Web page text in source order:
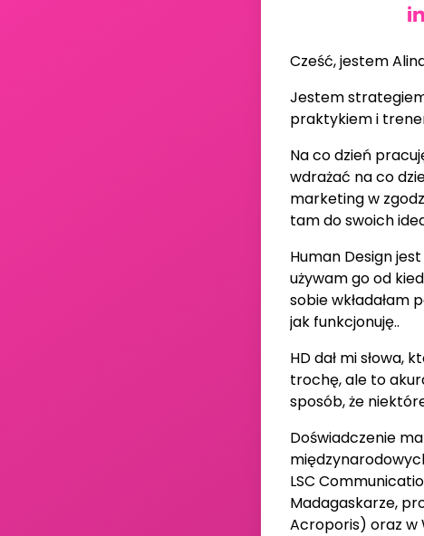
Cześć, jestem
Jestem
praktykiem i
Na co dzień
wdrażać na co
marketing w
tam do swoich
Human Design
używam go od
sobie
jak funkcjonuję..
HD dał mi
trochę, ale to
sposób, że
Doświadczenie
LSC
Madagaskarze,
Acroporis) oraz w